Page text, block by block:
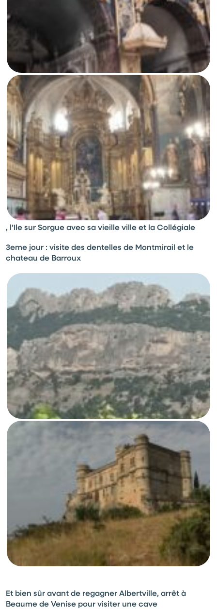
, l’Ile sur Sorgue avec sa vieille ville et la Collégiale
3eme jour : visite des dentelles de Montmirail et le
chateau de Barroux
Et bien sûr avant de regagner Albertville, arrêt à
Beaume de Venise pour visiter une cave